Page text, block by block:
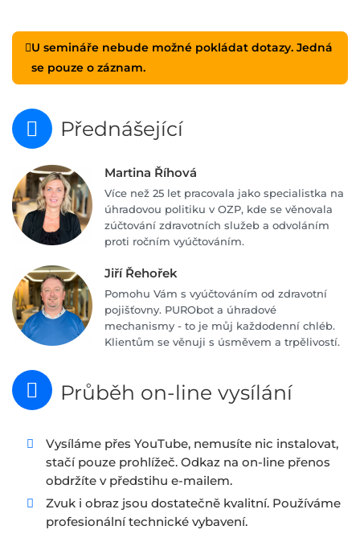
U semináře nebude možné pokládat dotazy. Jedná
se pouze o záznam.
Přednášející
Martina Říhová
Více než 25 let pracovala jako specialistka na
úhradovou politiku v OZP, kde se věnovala
zúčtování zdravotních služeb a odvoláním
proti ročním vyúčtováním.
Jiří Řehořek
Pomohu Vám s vyúčtováním od zdravotní
pojišťovny. PURObot a úhradové
mechanismy - to je můj každodenní chléb.
Klientům se věnuji s úsměvem a trpělivostí.
Průběh on-line vysílání
Vysíláme přes YouTube, nemusíte nic instalovat,
stačí pouze prohlížeč. Odkaz na on-line přenos
obdržíte v předstihu e-mailem.
Zvuk i obraz jsou dostatečně kvalitní. Používáme
profesionální technické vybavení.